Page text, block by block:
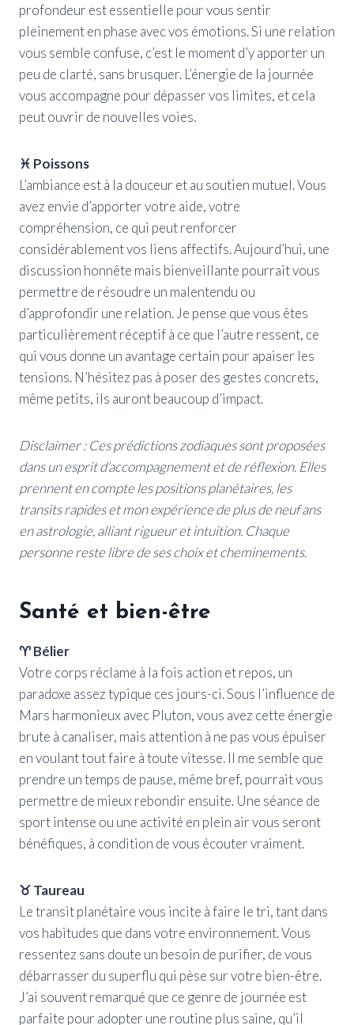
profondeur est essentielle pour vous sentir
pleinement en phase avec vos émotions. Si une relation
vous semble confuse, c’est le moment d’y apporter un
peu de clarté, sans brusquer. L’énergie de la journée
vous accompagne pour dépasser vos limites, et cela
peut ouvrir de nouvelles voies.
♓ Poissons
L’ambiance est à la douceur et au soutien mutuel. Vous
avez envie d’apporter votre aide, votre
compréhension, ce qui peut renforcer
considérablement vos liens affectifs. Aujourd’hui, une
discussion honnête mais bienveillante pourrait vous
permettre de résoudre un malentendu ou
d’approfondir une relation. Je pense que vous êtes
particulièrement réceptif à ce que l’autre ressent, ce
qui vous donne un avantage certain pour apaiser les
tensions. N’hésitez pas à poser des gestes concrets,
même petits, ils auront beaucoup d’impact.
Disclaimer : Ces prédictions zodiaques sont proposées
dans un esprit d’accompagnement et de réflexion. Elles
prennent en compte les positions planétaires, les
transits rapides et mon expérience de plus de neuf ans
en astrologie, alliant rigueur et intuition. Chaque
personne reste libre de ses choix et cheminements.
Santé et bien-être
♈ Bélier
Votre corps réclame à la fois action et repos, un
paradoxe assez typique ces jours-ci. Sous l’influence de
Mars harmonieux avec Pluton, vous avez cette énergie
brute à canaliser, mais attention à ne pas vous épuiser
en voulant tout faire à toute vitesse. Il me semble que
prendre un temps de pause, même bref, pourrait vous
permettre de mieux rebondir ensuite. Une séance de
sport intense ou une activité en plein air vous seront
bénéfiques, à condition de vous écouter vraiment.
♉ Taureau
Le transit planétaire vous incite à faire le tri, tant dans
vos habitudes que dans votre environnement. Vous
ressentez sans doute un besoin de purifier, de vous
débarrasser du superflu qui pèse sur votre bien-être.
J’ai souvent remarqué que ce genre de journée est
parfaite pour adopter une routine plus saine, qu’il